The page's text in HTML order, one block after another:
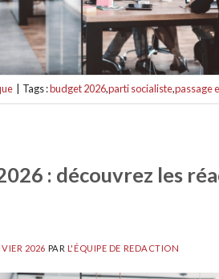
Tags :budget 2026,parti socialiste,passage
: découvrez les
2026 PAR L'ÉQUIPE DE REDACTION